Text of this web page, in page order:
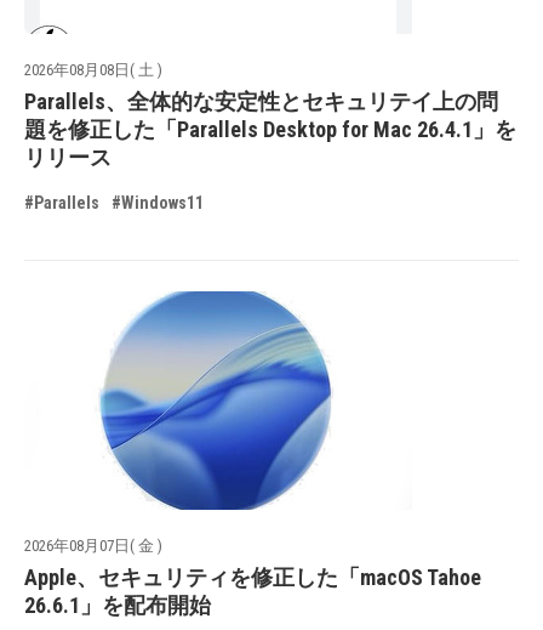
2026年08月08日( 土 )
Parallels、全体的な安定性とセキュリテイ上の問
題を修正した「Parallels Desktop for Mac 26.4.1」を
リリース
#Parallels #Windows11
2026年08月07日( 金 )
Apple、セキュリティを修正した「macOS Tahoe
26.6.1」を配布開始